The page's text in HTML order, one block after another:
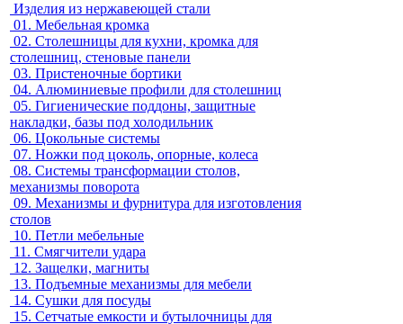
Изделия из нержавеющей стали
01. Мебельная кромка
02. Столешницы для кухни, кромка для
столешниц, стеновые панели
03. Пристеночные бортики
04. Алюминиевые профили для столешниц
05. Гигиенические поддоны, защитные
накладки, базы под холодильник
06. Цокольные системы
07. Ножки под цоколь, опорные, колеса
08. Системы трансформации столов,
механизмы поворота
09. Механизмы и фурнитура для изготовления
столов
10. Петли мебельные
11. Смягчители удара
12. Защелки, магниты
13. Подъемные механизмы для мебели
14. Сушки для посуды
15. Сетчатые емкости и бутылочницы для